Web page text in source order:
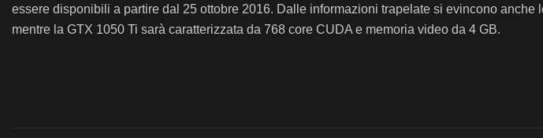
essere disponibili a partire dal 25 ottobre 2016. Dalle informazioni trapelate si evincono anche
mentre la GTX 1050 Ti sarà caratterizzata da 768 core CUDA e memoria video da 4 GB.